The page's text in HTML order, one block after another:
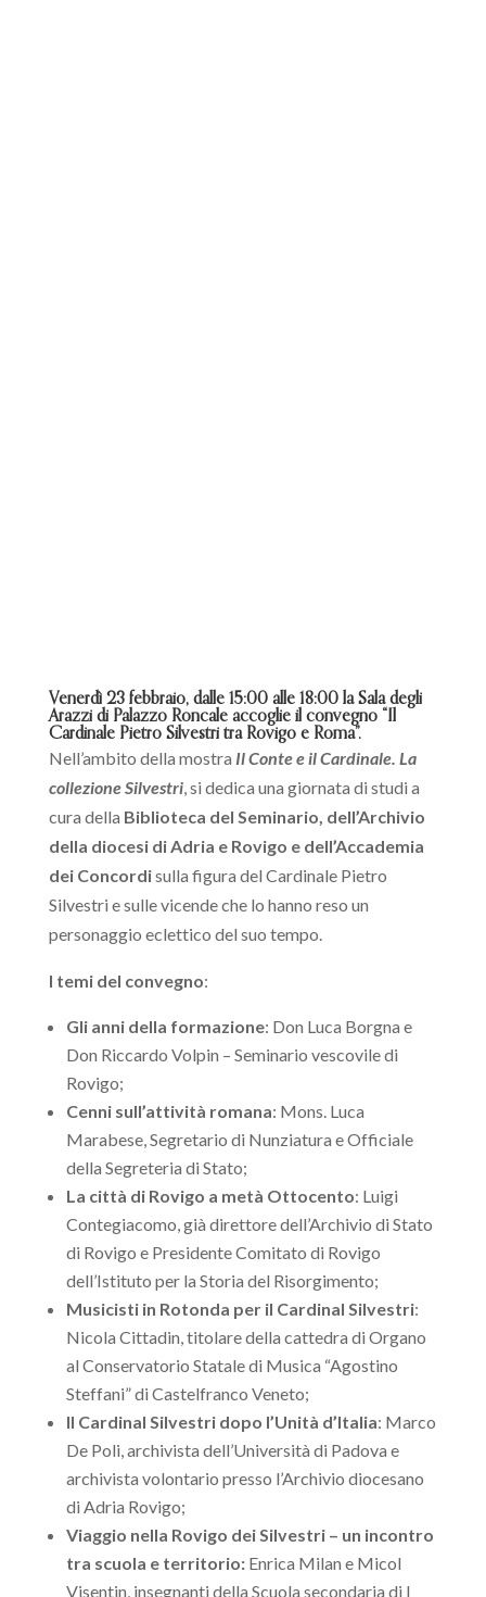
Venerdì 23 febbraio, dalle 15:00 alle 18:00 la Sala degli
Arazzi di Palazzo Roncale accoglie il convegno “Il
Cardinale Pietro Silvestri tra Rovigo e Roma”.
Nell’ambito della mostra Il Conte e il Cardinale. La
collezione Silvestri, si dedica una giornata di studi a
cura della Biblioteca del Seminario, dell’Archivio
della diocesi di Adria e Rovigo e dell’Accademia
dei Concordisulla figura del Cardinale Pietro
Silvestri e sulle vicende che lo hanno reso un
personaggio eclettico del suo tempo.
I temi del convegno:
Gli anni della formazione: Don Luca Borgna e
Don Riccardo Volpin – Seminario vescovile di
Rovigo;
Cenni sull’attività romana: Mons. Luca
Marabese, Segretario di Nunziatura e Officiale
della Segreteria di Stato;
La città di Rovigo a metà Ottocento: Luigi
Contegiacomo, già direttore dell’Archivio di Stato
di Rovigo e Presidente Comitato di Rovigo
dell’Istituto per la Storia del Risorgimento;
Musicisti in Rotonda per il Cardinal Silvestri:
Nicola Cittadin, titolare della cattedra di Organo
al Conservatorio Statale di Musica “Agostino
Steffani” di Castelfranco Veneto;
Il Cardinal Silvestri dopo l’Unità d’Italia: Marco
De Poli, archivista dell’Università di Padova e
archivista volontario presso l’Archivio diocesano
di Adria Rovigo;
Viaggio nella Rovigo dei Silvestri – un incontro
tra scuola e territorio:Enrica Milan e Micol
Visentin, insegnanti della Scuola secondaria di I